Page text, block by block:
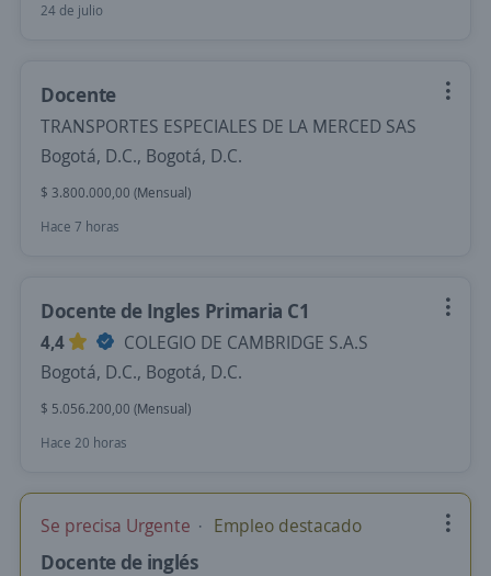
24 de julio
Docente
TRANSPORTES ESPECIALES DE LA MERCED SAS
Bogotá, D.C., Bogotá, D.C.
$ 3.800.000,00 (Mensual)
Hace 7 horas
Docente de Ingles Primaria C1
4,4
COLEGIO DE CAMBRIDGE S.A.S
Bogotá, D.C., Bogotá, D.C.
$ 5.056.200,00 (Mensual)
Hace 20 horas
Se precisa Urgente Empleo destacado
Docente de inglés